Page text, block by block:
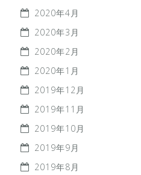
2020年4月
2020年3月
2020年2月
2020年1月
2019年12月
2019年11月
2019年10月
2019年9月
2019年8月